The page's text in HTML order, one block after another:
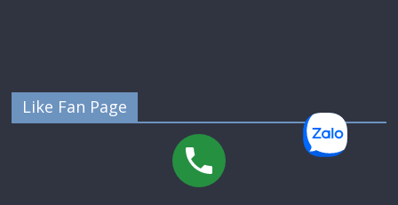
Like Fan Page